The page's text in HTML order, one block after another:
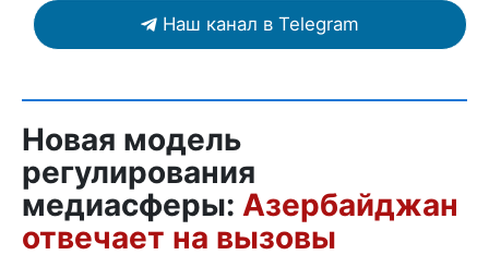
Наш канал в Telegram
Новая модель
регулирования
медиасферы: Азербайджан
отвечает на вызовы